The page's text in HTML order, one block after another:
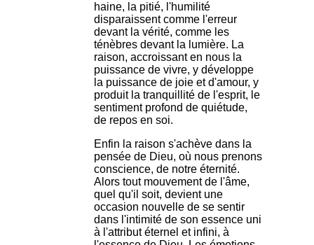
haine, la pitié, l'humilité
disparaissent comme l'erreur
devant la vérité, comme les
ténèbres devant la lumière. La
raison, accroissant en nous la
puissance de vivre, y développe
la puissance de joie et d'amour, y
produit la tranquillité de l'esprit, le
sentiment profond de quiétude,
de repos en soi.
Enfin la raison s'achève dans la
pensée de Dieu, où nous prenons
conscience, de notre éternité.
Alors tout mouvement de l'âme,
quel qu'il soit, devient une
occasion nouvelle de se sentir
dans l'intimité de son essence uni
à l'attribut éternel et infini, à